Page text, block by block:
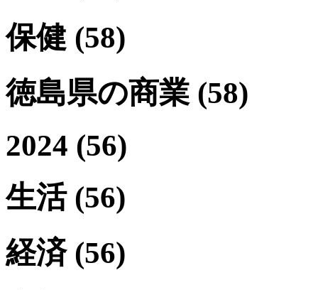
保健 (58)
徳島県の商業 (58)
2024 (56)
生活 (56)
経済 (56)